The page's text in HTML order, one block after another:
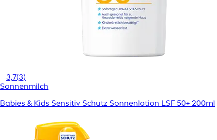
3,7(3)
Sonnenmilch
Babies & Kids Sensitiv Schutz Sonnenlotion LSF 50+ 200ml